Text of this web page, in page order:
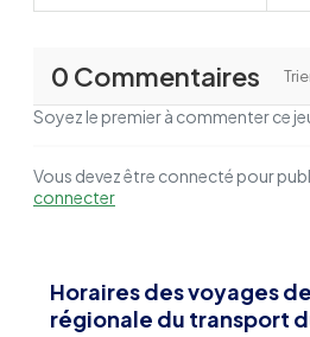
0 Commentaires
Soyez le premier à commenter ce
Vous devez être connecté pour
connecter
Horaires des voyages
régionale du transport